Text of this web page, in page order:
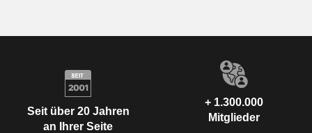
Seit über 20 Jahren
an Ihrer Seite
+ 1.300.000
Mitglieder